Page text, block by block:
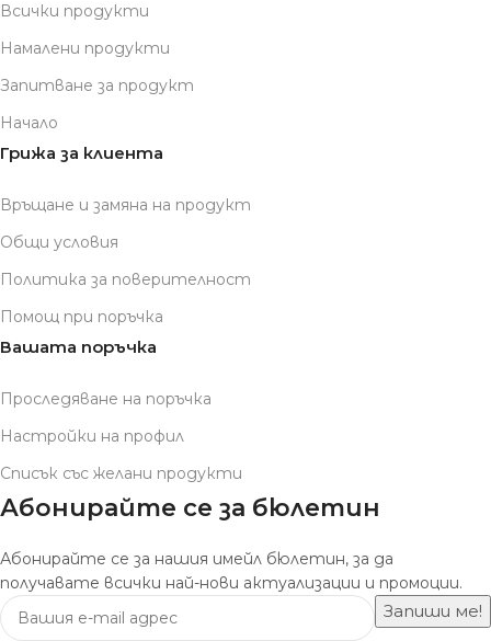
Всички продукти
Намалени продукти
Запитване за продукт
Начало
Грижа за клиента
Връщане и замяна на продукт
Общи условия
Политика за поверителност
Помощ при поръчка
Вашата поръчка
Проследяване на поръчка
Настройки на профил
Списък със желани продукти
Абонирайте се за бюлетин
Абонирайте се за нашия имейл бюлетин, за да
получавате всички най-нови актуализации и промоции.